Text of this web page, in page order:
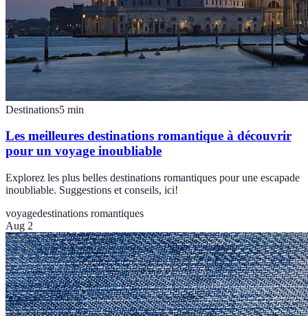
Destinations5 min
Les meilleures destinations romantique à découvrir
pour un voyage inoubliable
Explorez les plus belles destinations romantiques pour une escapade
inoubliable. Suggestions et conseils, ici!
voyagedestinations romantiques
Aug 2